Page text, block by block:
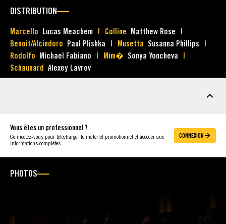
DISTRIBUTION
Marcello Lucas Meachem Colline Matthew Rose
Benoit/Alcindoro Paul Plishka Musetta Susanna Phillips
Rodolfo Michael Fabiano Mim� Sonya Yoncheva
Schaunard Alexey Lavrov
Vous êtes un professionnel ?
Connectez-vous pour télécharger le matériel promotionnel et accéder aux
informations complètes.
CONNEXION
PHOTOS